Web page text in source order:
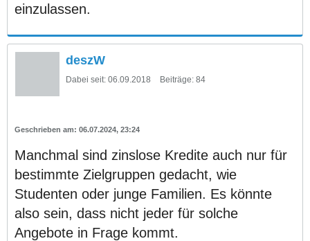
einzulassen.
deszW
Dabei seit: 06.09.2018 Beiträge: 84
06.07.2024, 23:24
Manchmal sind zinslose Kredite auch nur für
bestimmte Zielgruppen gedacht, wie
Studenten oder junge Familien. Es könnte
also sein, dass nicht jeder für solche
Angebote in Frage kommt.